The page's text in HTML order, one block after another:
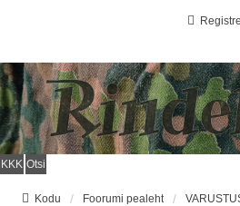
KKK Otsi
Kodu Foorumi pealeht